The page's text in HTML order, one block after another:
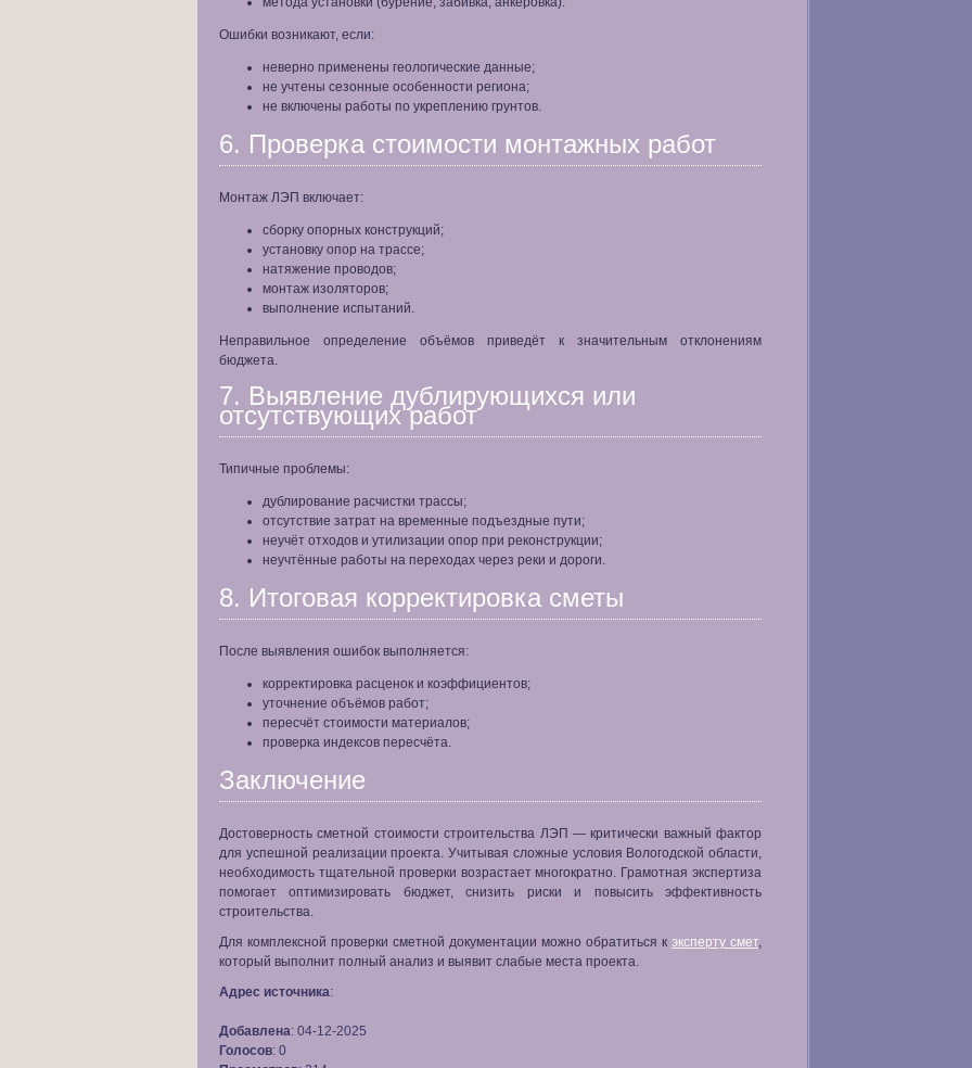
Ошибки возникают, если:
неверно применены геологические данные;
не учтены сезонные особенности региона;
не включены работы по укреплению грунтов.
6. Проверка стоимости монтажных работ
Монтаж ЛЭП включает:
сборку опорных конструкций;
установку опор на трассе;
натяжение проводов;
монтаж изоляторов;
выполнение испытаний.
Неправильное определение объёмов приведёт к значительным отклонениям
бюджета.
7. Выявление дублирующихся или
отсутствующих работ
Типичные проблемы:
дублирование расчистки трассы;
отсутствие затрат на временные подъездные пути;
неучёт отходов и утилизации опор при реконструкции;
неучтённые работы на переходах через реки и дороги.
8. Итоговая корректировка сметы
После выявления ошибок выполняется:
корректировка расценок и коэффициентов;
уточнение объёмов работ;
пересчёт стоимости материалов;
проверка индексов пересчёта.
Заключение
Достоверность сметной стоимости строительства ЛЭП — критически важный фактор
для успешной реализации проекта. Учитывая сложные условия Вологодской области,
необходимость тщательной проверки возрастает многократно. Грамотная экспертиза
помогает оптимизировать бюджет, снизить риски и повысить эффективность
строительства.
Для комплексной проверки сметной документации можно обратиться к эксперту смет,
который выполнит полный анализ и выявит слабые места проекта.
Адрес источника:
Добавлена: 04-12-2025
Голосов: 0